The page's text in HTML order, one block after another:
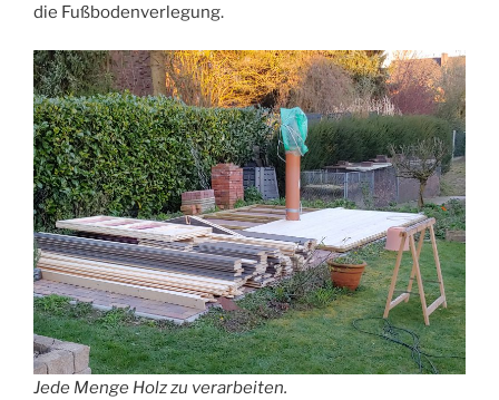
die Fußbodenverlegung.
Jede Menge Holz zu verarbeiten.